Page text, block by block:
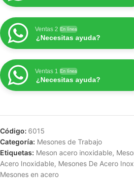
Ventas 2 En línea
¿Necesitas ayuda?
Ventas 1 En línea
¿Necesitas ayuda?
Código: 6015
Categoría: Mesones de Trabajo
Etiquetas: Meson acero inoxidable,
Acero Inoxidable, Mesones De Acero
Mesones en acero